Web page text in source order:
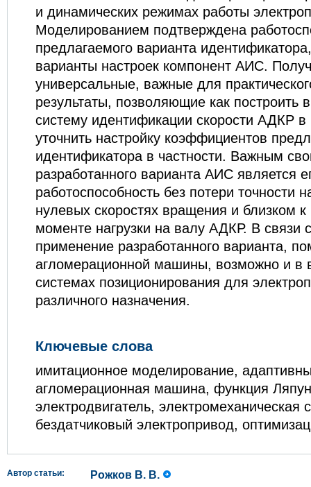
и динамических режимах работы
Моделированием подтверждена
предлагаемого варианта
варианты настроек компонент АИС.
универсальные, важные для
результаты, позволяющие как построить
систему идентификации скорости АДКР в
уточнить настройку коэффициентов
идентификатора в частности. Важным
разработанного варианта АИС является
работоспособность без потери точности
нулевых скоростях вращения и близком
моменте нагрузки на валу АДКР. В связи
применение разработанного варианта,
агломерационной машины, возможно и в
системах позиционирования для
различного назначения.
Ключевые слова
имитационное моделирование,
агломерационная машина, функция
электродвигатель, электромеханическая
бездатчиковый электропривод,
Автор статьи:
Рожков В. В.